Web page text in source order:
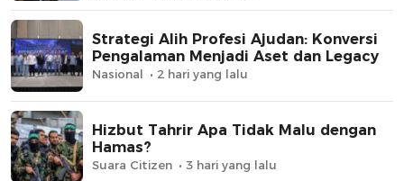
Strategi Alih Profesi Ajudan: Konversi
Pengalaman Menjadi Aset dan Legacy
Nasional 2 hari yang lalu
Hizbut Tahrir Apa Tidak Malu dengan
Hamas?
Suara Citizen 3 hari yang lalu